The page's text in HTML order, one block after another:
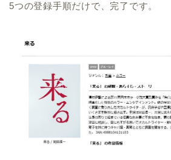
5つの登録手順だけで、完了です。